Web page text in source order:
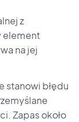
z
element
na jej
stanowi błędu
Zapas około